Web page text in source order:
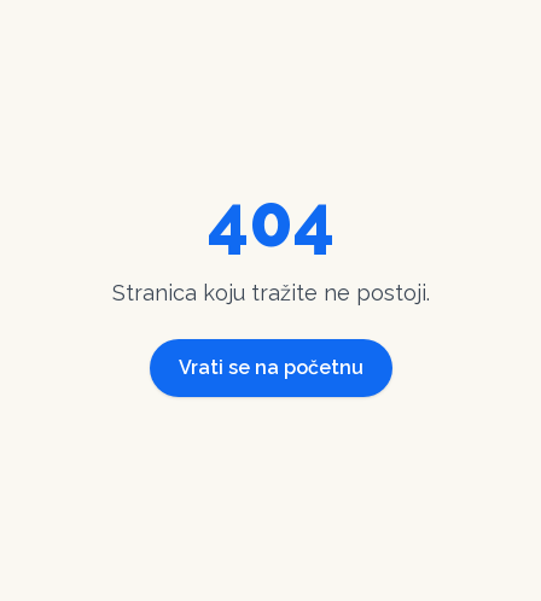
404
Stranica koju tražite ne postoji.
Vrati se na početnu